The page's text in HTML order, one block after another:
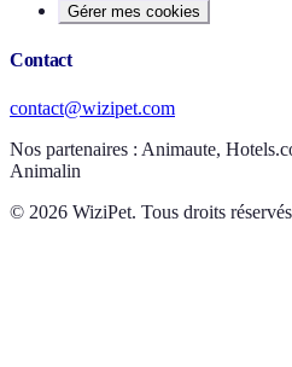
Gérer mes cookies
Contact
contact@wizipet.com
Nos partenaires : Animaute,
Animalin
© 2026 WiziPet. Tous droits